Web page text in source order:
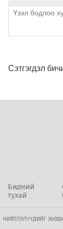
Сэтгэгдэл
Бидний
тухай
НИЙТЛЭЛҮҮДИЙГ